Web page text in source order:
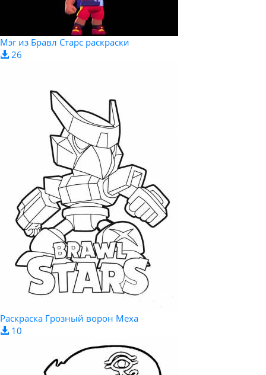
Мэг из Бравл Старс раскраски
26
Раскраска Грозный ворон Меха
10